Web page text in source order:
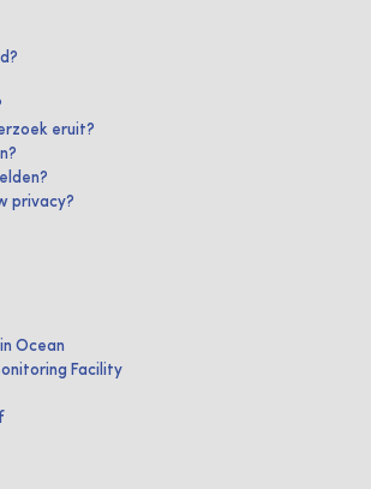
eruit?
privacy?
Ocean
Facility